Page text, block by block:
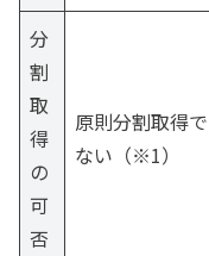
分
割
取
得
の
可
否
原則分割取得
ない（※1）